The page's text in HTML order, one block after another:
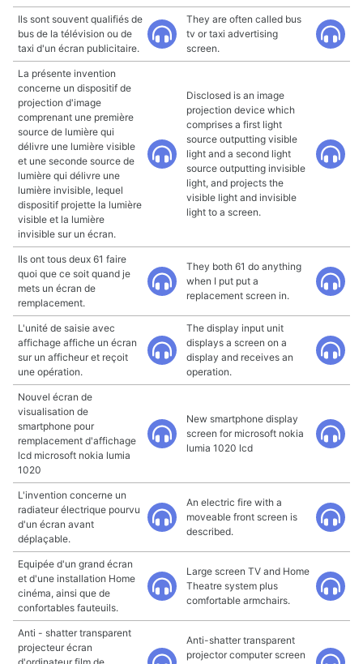
Ils sont souvent qualifiés de
bus de la télévision ou de
taxi d'un écran publicitaire.
They are often called bus
tv or taxi advertising
screen.
La présente invention
concerne un dispositif de
projection d'image
comprenant une première
source de lumière qui
délivre une lumière visible
et une seconde source de
lumière qui délivre une
lumière invisible, lequel
dispositif projette la lumière
visible et la lumière
invisible sur un écran.
Disclosed is an image
projection device which
comprises a first light
source outputting visible
light and a second light
source outputting invisible
light, and projects the
visible light and invisible
light to a screen.
Ils ont tous deux 61 faire
quoi que ce soit quand je
mets un écran de
remplacement.
They both 61 do anything
when I put put a
replacement screen in.
L'unité de saisie avec
affichage affiche un écran
sur un afficheur et reçoit
une opération.
The display input unit
displays a screen on a
display and receives an
operation.
Nouvel écran de
visualisation de
smartphone pour
remplacement d'affichage
lcd microsoft nokia lumia
1020
New smartphone display
screen for microsoft nokia
lumia 1020 lcd
L'invention concerne un
radiateur électrique pourvu
d'un écran avant
déplaçable.
An electric fire with a
moveable front screen is
described.
Equipée d'un grand écran
et d'une installation Home
cinéma, ainsi que de
confortables fauteuils.
Large screen TV and Home
Theatre system plus
comfortable armchairs.
Anti - shatter transparent
projecteur écran
Anti-shatter transparent
projector computer screen